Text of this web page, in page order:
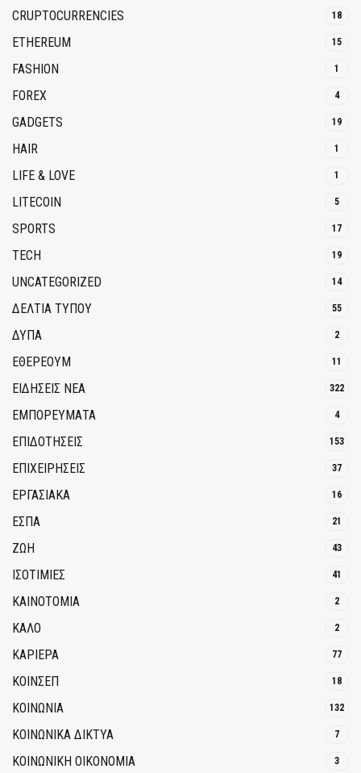
CRUPTOCURRENCIES 18
ETHEREUM 15
FASHION 1
FOREX 4
GADGETS 19
HAIR 1
LIFE & LOVE 1
LITECOIN 5
SPORTS 17
TECH 19
UNCATEGORIZED 14
ΔΕΛΤΙΑ ΤΥΠΟΥ 55
ΔΥΠΑ 2
ΕΘΈΡΕΟΥΜ 11
ΕΙΔΗΣΕΙΣ ΝΕΑ 322
ΕΜΠΟΡΕΥΜΑΤΑ 4
ΕΠΙΔΟΤΗΣΕΙΣ 153
ΕΠΙΧΕΙΡΗΣΕΙΣ 37
ΕΡΓΑΣΙΑΚΑ 16
ΕΣΠΑ 21
ΖΩΗ 43
ΙΣΟΤΙΜΙΕΣ 41
ΚΑΙΝΟΤΟΜΊΑ 2
ΚΑΛΟ 2
ΚΑΡΙΕΡΑ 77
ΚΟΙΝΣΕΠ 18
ΚΟΙΝΩΝΙΑ 132
ΚΟΙΝΩΝΙΚΆ ΔΊΚΤΥΑ 7
ΚΟΙΝΩΝΙΚΉ ΟΙΚΟΝΟΜΊΑ 3